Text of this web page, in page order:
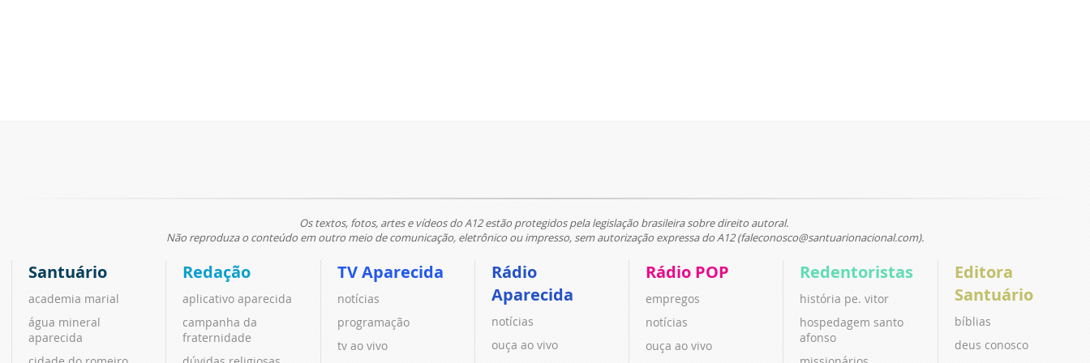
Os textos, fotos, artes e vídeos do A12 estão protegidos pela legislação brasileira sobre direito autoral.
Não reproduza o conteúdo em outro meio de comunicação, eletrônico ou impresso, sem autorização expressa do A12 (faleconosco@santuarionacional.com).
Santuário
academia marial
água mineral
aparecida
Redação
aplicativo aparecida
campanha da
fraternidade
TV Aparecida
notícias
programação
tv ao vivo
Rádio
Aparecida
notícias
ouça ao vivo
Rádio POP
empregos
notícias
ouça ao vivo
Redentoristas
história pe. vitor
hospedagem santo
afonso
Editora
Santuário
bíblias
deus conosco